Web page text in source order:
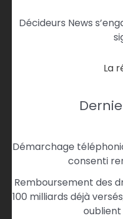
Décideurs News
La
Démarchage
consenti
Remboursement des
100 milliards déjà